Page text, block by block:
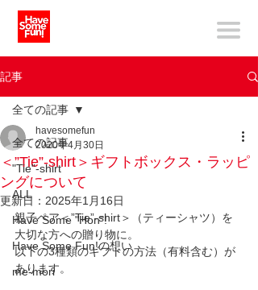
記事
全ての記事
"Tie"-shirt
ALL
Have Some "Hon"!
Have Some Fun!の想い
me-mori
全ての記事
＜”Tie”-shirt＞ギフトボックス・ラッピ
ングについて
havesomefun
2020年4月30日
更新日： 2025年1月16日
親子ペア＜”Tie”-shirt＞（ティーシャツ）を
大切な方への贈り物に。
以下の3種類のギフトの方法（有料含む）が
あります。